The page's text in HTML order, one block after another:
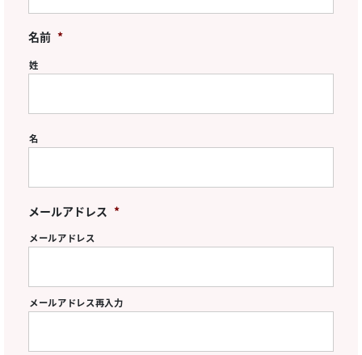
名前 *
姓
名
メールアドレス *
メールアドレス
メールアドレス再入力